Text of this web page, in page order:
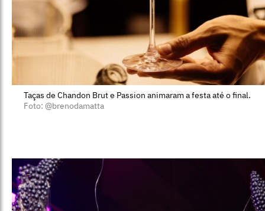
Taças de Chandon Brut e Passion animaram a festa até o final.
Foto: @brenodamatta